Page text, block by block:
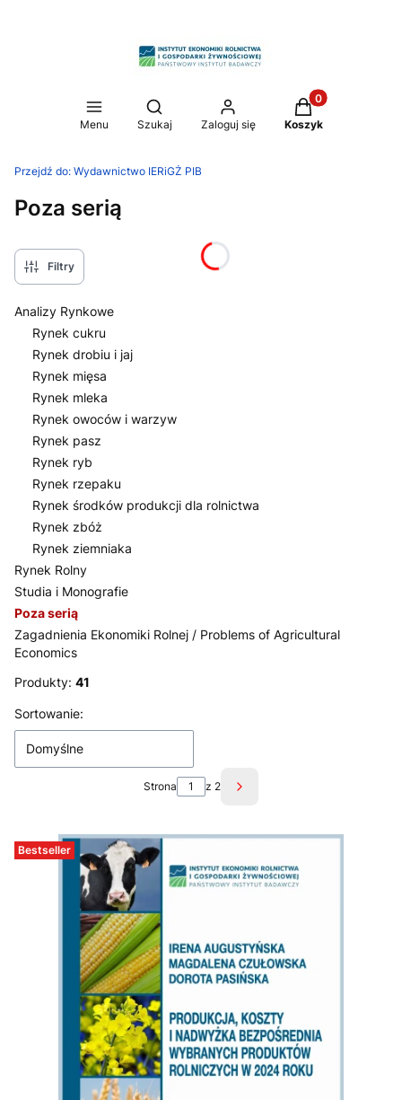
Menu
Otwórz wyszukiwarkę
Szukaj Zaloguj się
Produkty w
Koszyk
Przejdź do: Wydawnictwo IERiGŻ PIB
Poza serią
Filtry
Analizy Rynkowe
Rynek cukru
Rynek drobiu i jaj
Rynek mięsa
Rynek mleka
Rynek owoców i warzyw
Rynek pasz
Rynek ryb
Rynek rzepaku
Rynek środków produkcji dla rolnictwa
Rynek zbóż
Rynek ziemniaka
Rynek Rolny
Studia i Monografie
Poza serią
Zagadnienia Ekonomiki Rolnej / Problems of Agricultural
Economics
Koniec menu
Produkty: 41
Lista produktów
Sortowanie:
Domyślne
Strona z 2 Następne produkty
Bestseller